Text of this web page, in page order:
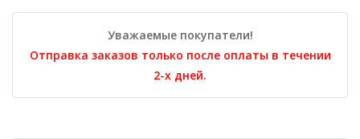
Уважаемые покупатели!
Отправка заказов только после оплаты в течении
2-х дней.